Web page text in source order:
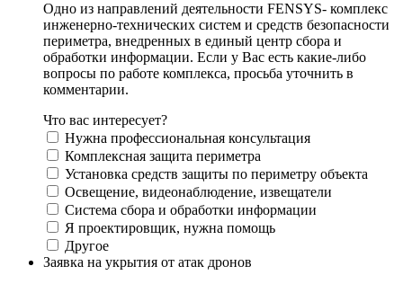
Одно из направлений деятельности FENSYS- комплекс
инженерно-технических систем и средств безопасности
периметра, внедренных в единый центр сбора и
обработки информации. Если у Вас есть какие-либо
вопросы по работе комплекса, просьба уточнить в
комментарии.
Что вас интересует?
Нужна профессиональная консультация
Комплексная защита периметра
Установка средств защиты по периметру объекта
Освещение, видеонаблюдение, извещатели
Система сбора и обработки информации
Я проектировщик, нужна помощь
Другое
Заявка на укрытия от атак дронов